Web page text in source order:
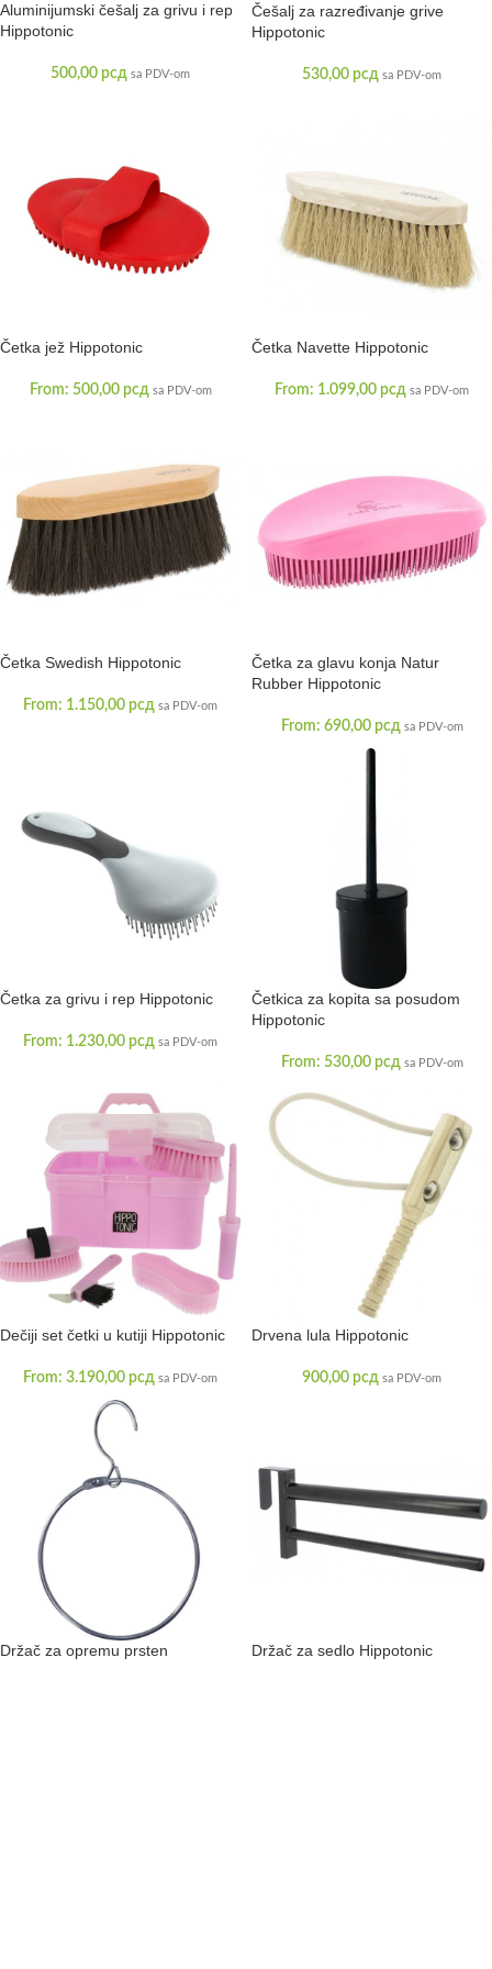
Aluminijumski češalj za grivu i rep
Hippotonic
500,00 рсд sa PDV-om
Češalj za razređivanje grive
Hippotonic
530,00 рсд sa PDV-om
Četka jež Hippotonic
From: 500,00 рсд sa PDV-om
Četka Navette Hippotonic
From: 1.099,00 рсд sa PDV-om
Četka Swedish Hippotonic
From: 1.150,00 рсд sa PDV-om
Četka za glavu konja Natur
Rubber Hippotonic
From: 690,00 рсд sa PDV-om
Četka za grivu i rep Hippotonic
From: 1.230,00 рсд sa PDV-om
Četkica za kopita sa posudom
Hippotonic
From: 530,00 рсд sa PDV-om
Dečiji set četki u kutiji Hippotonic
From: 3.190,00 рсд sa PDV-om
Drvena lula Hippotonic
900,00 рсд sa PDV-om
Držač za opremu prsten
Držač za sedlo Hippotonic